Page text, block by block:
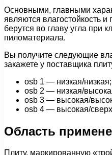
Основными, главными
являются влагостойкость
берутся во главу угла при
пиломатериала.
Вы получите следующие
закажете у поставщика
osb 1 — низкая/низкая;
osb 2 — низкая/
osb 3 — высокая/
osb 4 — высокая/
Область
Плиту, маркированную